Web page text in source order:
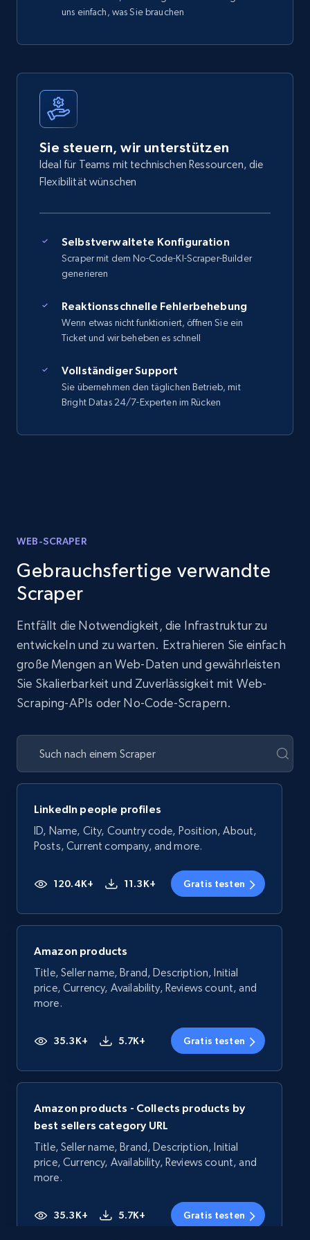
uns einfach, was Sie brauchen
Sie steuern, wir unterstützen
Ideal für Teams mit technischen Ressourcen, die
Flexibilität wünschen
Selbstverwaltete Konfiguration
Scraper mit dem No-Code-KI-Scraper-Builder
generieren
Reaktionsschnelle Fehlerbehebung
Wenn etwas nicht funktioniert, öffnen Sie ein
Ticket und wir beheben es schnell
Vollständiger Support
Sie übernehmen den täglichen Betrieb, mit
Bright Datas 24/7-Experten im Rücken
WEB-SCRAPER
Gebrauchsfertige verwandte
Scraper
Entfällt die Notwendigkeit, die Infrastruktur zu
entwickeln und zu warten. Extrahieren Sie einfach
große Mengen an Web-Daten und gewährleisten
Sie Skalierbarkeit und Zuverlässigkeit mit Web-
Scraping-APIs oder No-Code-Scrapern.
LinkedIn people profiles
ID, Name, City, Country code, Position, About,
Posts, Current company, and more.
120.4K+ 11.3K+ Gratis testen
Amazon products
Title, Seller name, Brand, Description, Initial
price, Currency, Availability, Reviews count, and
more.
35.3K+ 5.7K+ Gratis testen
Amazon products - Collects products by
best sellers category URL
Title, Seller name, Brand, Description, Initial
price, Currency, Availability, Reviews count, and
more.
35.3K+ 5.7K+ Gratis testen